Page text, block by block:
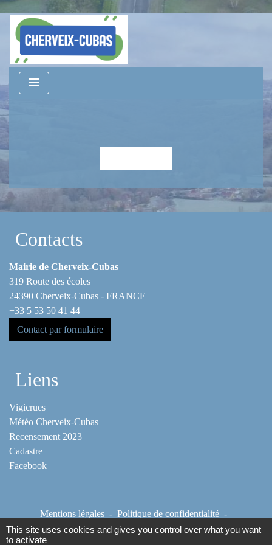
menu
Contacts
Mairie de Cherveix-Cubas
319 Route des écoles
24390 Cherveix-Cubas - FRANCE
+33 5 53 50 41 44
Contact par formulaire
Liens
Vigicrues
Météo Cherveix-Cubas
Recensement 2023
Cadastre
Facebook
Mentions légales - Politique de confidentialité -
Accessibilité - Plan du site - Gestion des cookies
This site uses cookies and gives you control over what you want
to activate